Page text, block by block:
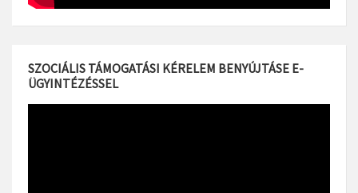
SZOCIÁLIS TÁMOGATÁSI KÉRELEM BENYÚJTÁSE E-
ÜGYINTÉZÉSSEL